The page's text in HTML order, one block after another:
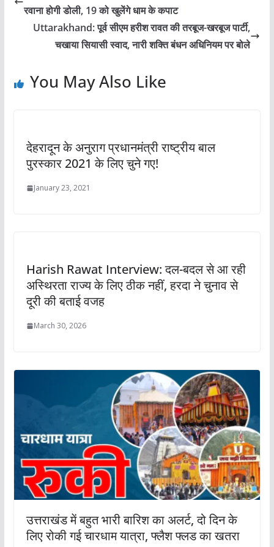
रवाना होगी डोली, 19 को खुलेंगे धाम के कपाट
Uttarakhand: पूर्व सीएम हरीश रावत की तरबूज-खरबूज पार्टी,
चखाया सियासी स्वाद, नारी शक्ति बंधन अधिनियम पर बोले
You May Also Like
देहरादून के अनुराग प्रधानमंत्री राष्ट्रीय बाल
पुरस्कार 2021 के लिए चुने गए!
January 23, 2021
Harish Rawat Interview: दल-बदल से आ रही
अस्थिरता राज्य के लिए ठीक नहीं, हरदा ने चुनाव से
दूरी की बताई वजह
March 30, 2026
उत्तराखंड में बहुत भारी बारिश का अलर्ट, दो दिन के
लिए रोकी गई चारधाम यात्रा, फ्लैश फ्लड का खतरा